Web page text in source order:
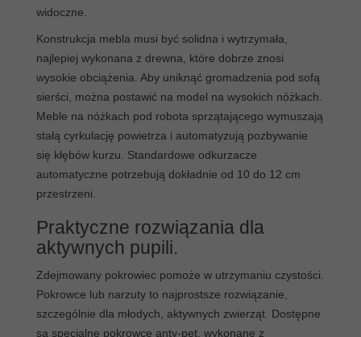
widoczne.
Konstrukcja mebla musi być solidna i wytrzymała,
najlepiej wykonana z drewna, które dobrze znosi
wysokie obciążenia. Aby uniknąć gromadzenia pod sofą
sierści, można postawić na model na wysokich nóżkach.
Meble na nóżkach pod robota sprzątającego wymuszają
stałą cyrkulację powietrza i automatyzują pozbywanie
się kłębów kurzu. Standardowe odkurzacze
automatyczne potrzebują dokładnie od 10 do 12 cm
przestrzeni.
Praktyczne rozwiązania dla
aktywnych pupili.
Zdejmowany pokrowiec pomoże w utrzymaniu czystości.
Pokrowce lub narzuty to najprostsze rozwiązanie,
szczególnie dla młodych, aktywnych zwierząt. Dostępne
są specjalne pokrowce anty-pet, wykonane z